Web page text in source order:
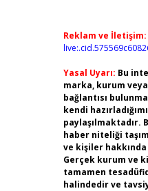
Reklam ve İletişim:
Yasal Uyarı: Bu
marka, kurum
bağlantısı
kendi
paylaşılmaktadır.
haber niteliği
ve kişiler hakkında
Gerçek kurum ve
tamamen
halindedir ve